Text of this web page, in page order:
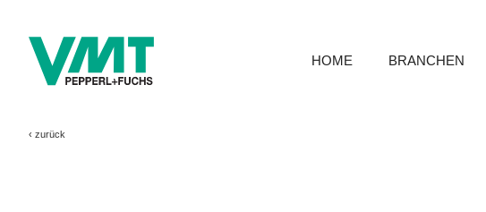
HOME BRANCHEN
‹ zurück